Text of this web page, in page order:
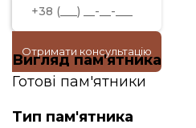
Отримати консультацію
Вигляд пам'ятника
Готові пам'ятники
Тип пам'ятника